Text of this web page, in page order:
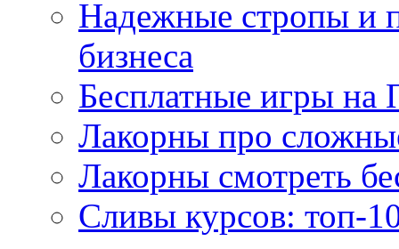
Надежные стропы и
бизнеса
Бесплатные игры на
Лакорны про
Лакорны смотреть
Сливы курсов: топ-